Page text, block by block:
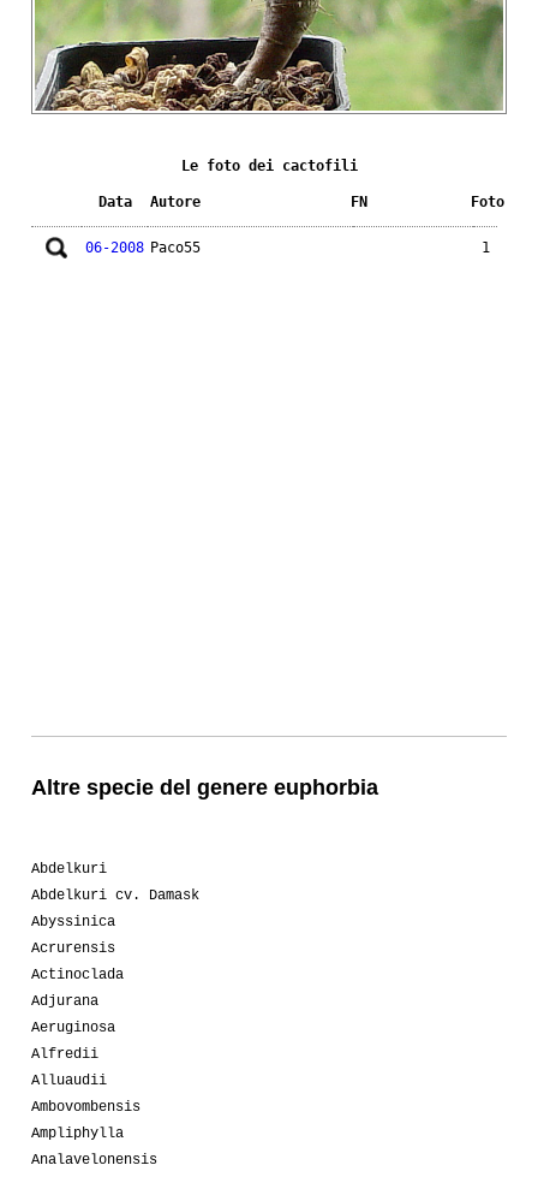
Le foto dei cactofili
Data Autore FN Foto
06-2008 Paco55 1
Altre specie del genere euphorbia
Abdelkuri
Abdelkuri cv. Damask
Abyssinica
Acrurensis
Actinoclada
Adjurana
Aeruginosa
Alfredii
Alluaudii
Ambovombensis
Ampliphylla
Analavelonensis